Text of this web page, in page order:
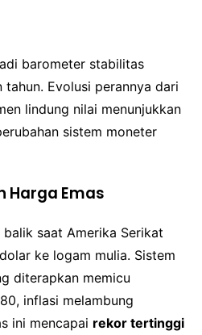
barometer stabilitas
tahun. Evolusi perannya dari
lindung nilai menunjukkan
sistem moneter
Harga Emas
saat Amerika Serikat
ke logam mulia. Sistem
diterapkan memicu
inflasi melambung
ini mencapai rekor tertinggi